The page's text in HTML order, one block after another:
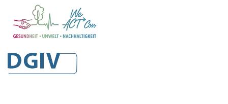
WeACT Con
DGIV